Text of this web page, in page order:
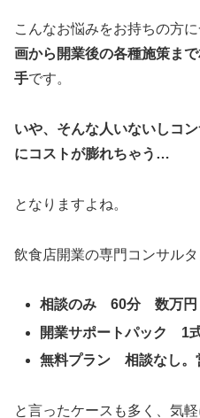
こんなお悩みをお持ちの方に
画から開業後の各種施策ま
手です。
いや、そんな人いないしコ
にコストが膨れちゃう…
となりますよね。
飲食店開業の専門コンサル
相談のみ 60分 数万円
開業サポートパック 1
無料プラン 相談なし。
と言ったケースも多く、気